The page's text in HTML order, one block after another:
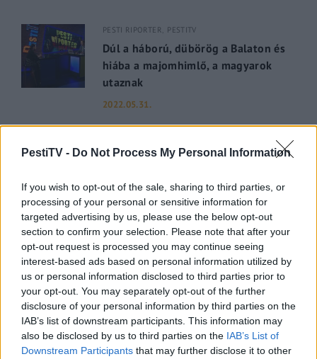
PestiTV - Do Not Process My Personal Information
If you wish to opt-out of the sale, sharing to third parties, or
processing of your personal or sensitive information for
targeted advertising by us, please use the below opt-out
section to confirm your selection. Please note that after your
opt-out request is processed you may continue seeing
interest-based ads based on personal information utilized by
us or personal information disclosed to third parties prior to
your opt-out. You may separately opt-out of the further
disclosure of your personal information by third parties on the
IAB’s list of downstream participants. This information may
also be disclosed by us to third parties on the IAB’s List of
Downstream Participants that may further disclose it to other
PESTI RIPORTER PESTITV
Dúl a háború, dübörög a Balaton és
hiába a majomhimlő, a magyarok
utaznak
2022.05.31.
Kiderült Geszler Dorottya
2022.05.31.
GERILLA BÁR PESTITV
Erdélyi turnéra indul a Sárik Péter
Trió
2022.05.31.